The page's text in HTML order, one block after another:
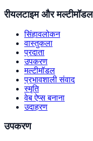
रीयलटाइम और मल्टीमॉडल
सिंहावलोकन
वास्तुकला
प्रदाता
उपकरण
मल्टीमॉडल
प्रभावशाली संवाद
स्मृति
वेब ऐप्स बनाना
उदाहरण
उपकरण